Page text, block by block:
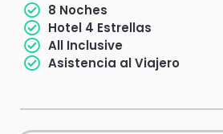
8 Noches
Hotel 4 Estrellas
All Inclusive
Asistencia al Viajero